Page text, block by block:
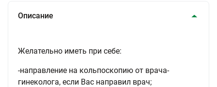
Описание
Желательно иметь при себе:
-направление на кольпоскопию от врача-
гинеколога, если Вас направил врач;